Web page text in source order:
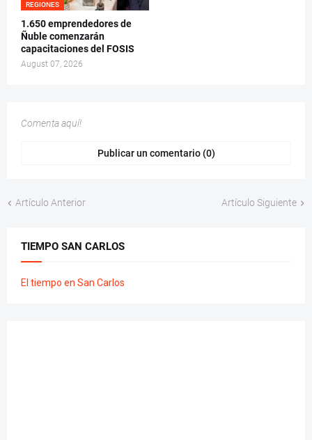
REGIONES
1.650 emprendedores de
Ñuble comenzarán
capacitaciones del FOSIS
August 07, 2026
Comenta aquí!
Publicar un comentario (0)
Artículo Anterior Artículo Siguiente
TIEMPO SAN CARLOS
El tiempo en San Carlos